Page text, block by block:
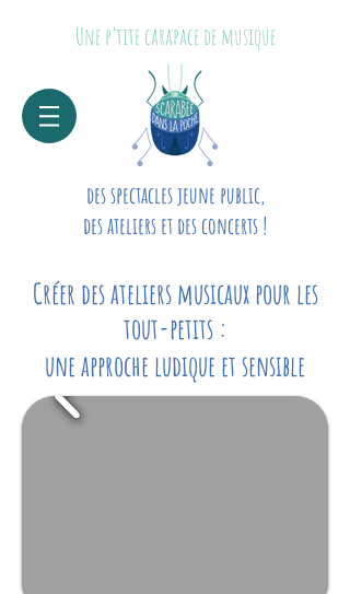
Une p’tite carapace de musique
des spectacles jeune public,
des ateliers et des concerts !
Créer des ateliers musicaux pour les
tout-petits :
une approche ludique et sensible